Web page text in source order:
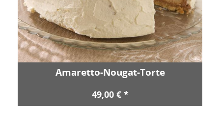
Amaretto-Nougat-Torte
49,00 € *